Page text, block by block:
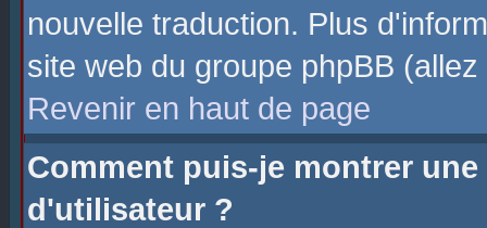
nouvelle traduction. Plus
site web du groupe phpBB
Revenir en haut de page
Comment puis-je montrer
d'utilisateur ?